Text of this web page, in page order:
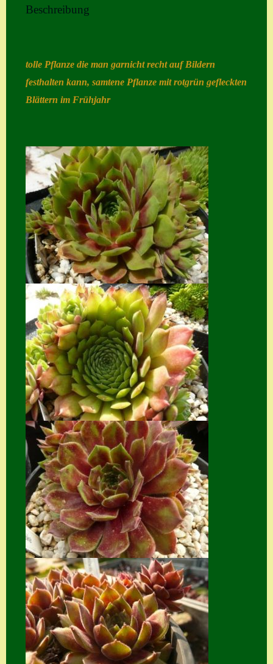
Kontakt
Mein Konto
Semps die ich
suche
Semps von A – Z
Shop
Suche
Sue Thomas
Translator
Versand
Versand von
Semps
Warenkorb
Warenkorb
Widerrufsbelehru
Zahlung
Zahlungs- &
Versandinfos
Zubehör
Zubehör
Beschreibung
tolle Pflanze die man garnicht recht auf Bildern
festhalten kann, samtene Pflanze mit rotgrün gefleckten
Blättern im Frühjahr